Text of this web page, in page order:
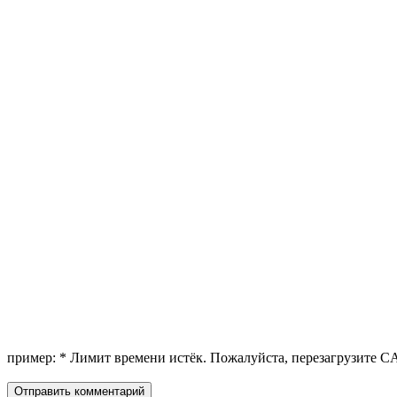
пример: * Лимит времени истёк. Пожалуйста, перезагрузите